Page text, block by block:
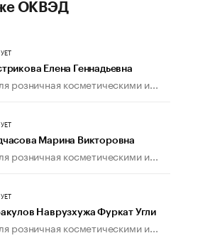
ОКВЭД
Елена Геннадьевна
розничная косметическими и...
Марина Викторовна
розничная косметическими и...
Наврузхужа Фуркат Угли
розничная косметическими и...